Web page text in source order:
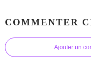
COMMENTER
Ajouter un